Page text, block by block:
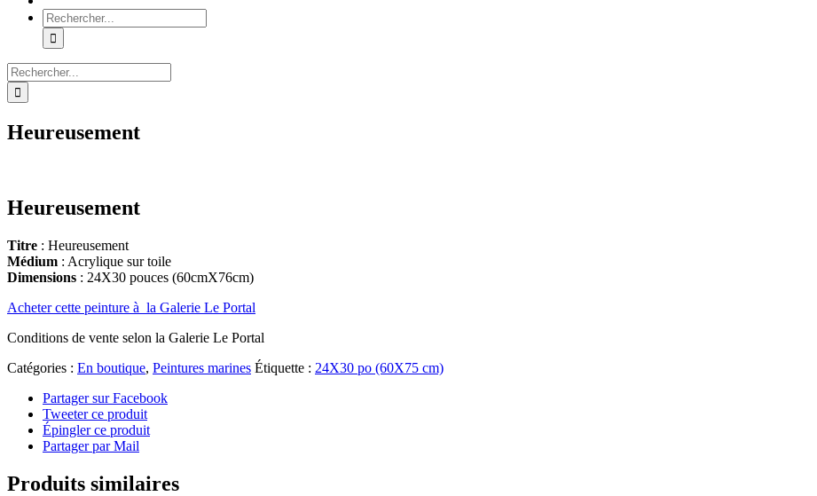
Rechercher:
Rechercher:
Heureusement
Heureusement
Titre : Heureusement
Médium : Acrylique sur toile
Dimensions : 24X30 pouces (60cmX76cm)
Acheter cette peinture à la Galerie Le Portal
Conditions de vente selon la Galerie Le Portal
Catégories : En boutique, Peintures marines Étiquette : 24X30 po (60X75 cm)
Partager sur Facebook
Tweeter ce produit
Épingler ce produit
Partager par Mail
Produits similaires